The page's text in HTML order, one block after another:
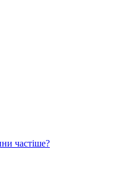
частіше?